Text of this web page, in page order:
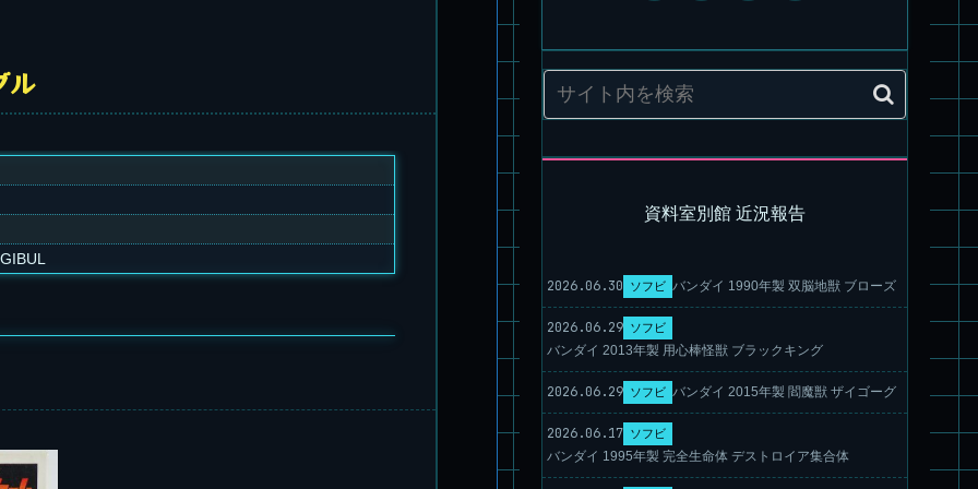
ル
資料室別館 近況報告
2026.06.30 ソフビ バンダイ 1990年製 双脳地獣 ブローズ
2026.06.29 ソフビ
バンダイ 2013年製 用心棒怪獣 ブラックキング
2026.06.29 ソフビ バンダイ 2015年製 閻魔獣 ザイゴーグ
2026.06.17 ソフビ
バンダイ 1995年製 完全生命体 デストロイア集合体
パチ組塗装★HG スコープドッグ ターボカスタム サンサ戦 キ
リコ機 & グレゴルー機 HG 拡張パーツセット6.7.8